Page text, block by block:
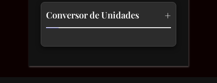
Conversor de Unidades +
Comprimento